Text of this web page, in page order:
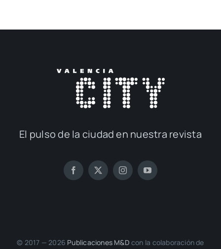
El pul­so de la ciu­dad en nues­tra revis­ta
© 2017 — 2026 Publi­ca­cio­nes M&D con la cola­bo­ra­ción de